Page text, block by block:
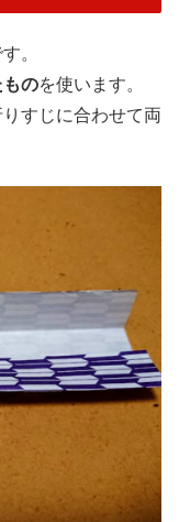
。
のを使います。
すじに合わせて両